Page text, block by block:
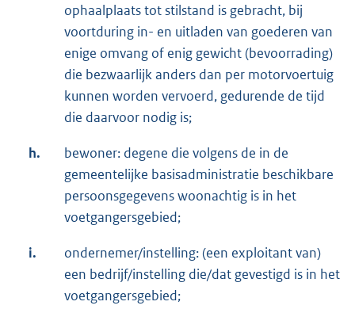
ophaalplaats tot stilstand is gebracht, bij
voortduring in- en uitladen van goederen van
enige omvang of enig gewicht (bevoorrading)
die bezwaarlijk anders dan per motorvoertuig
kunnen worden vervoerd, gedurende de tijd
die daarvoor nodig is;
h.
bewoner: degene die volgens de in de
gemeentelijke basisadministratie beschikbare
persoonsgegevens woonachtig is in het
voetgangersgebied;
i.
ondernemer/instelling: (een exploitant van)
een bedrijf/instelling die/dat gevestigd is in het
voetgangersgebied;